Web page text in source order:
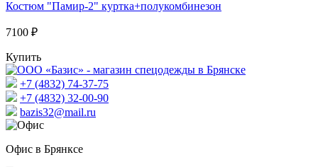
Костюм "Памир-2" куртка+полукомбинезон
7100 ₽
Купить
+7 (4832) 74-37-75
+7 (4832) 32-00-90
bazis32@mail.ru
Офис в Брянксе